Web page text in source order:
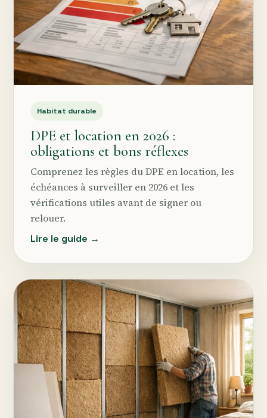
Habitat durable
DPE et location en 2026 :
obligations et bons réflexes
Comprenez les règles du DPE en location, les
échéances à surveiller en 2026 et les
vérifications utiles avant de signer ou
relouer.
Lire le guide →